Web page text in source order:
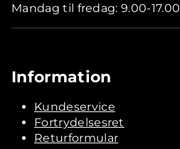
Mandag til fredag: 9.00-17.00
Information
Kundeservice
Fortrydelsesret
Returformular